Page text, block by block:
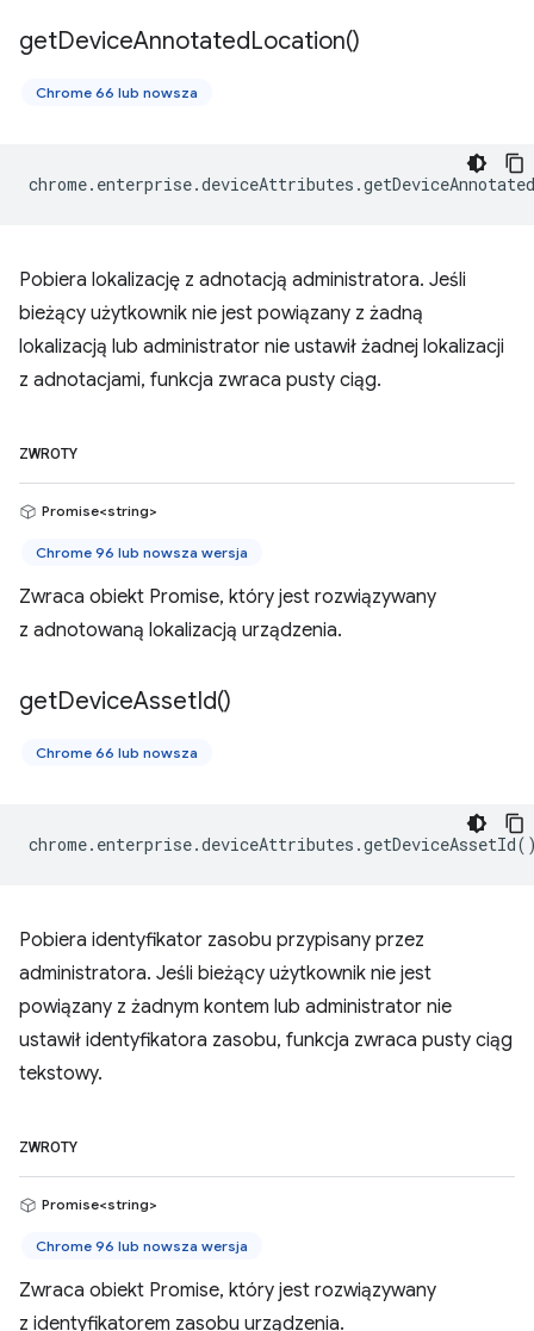
getDeviceAnnotatedLocation()
Chrome 66 lub nowsza
chrome. enterprise.deviceAttributes .
Pobiera lokalizację z adnotacją administratora. Jeśli
bieżący użytkownik nie jest powiązany z żadną
lokalizacją lub administrator nie ustawił żadnej lokalizacji
z adnotacjami, funkcja zwraca pusty ciąg.
ZWROTY
Promise<string>
Chrome 96 lub nowsza wersja
Zwraca obiekt Promise, który jest rozwiązywany
z adnotowaną lokalizacją urządzenia.
getDeviceAssetId()
Chrome 66 lub nowsza
chrome. enterprise.deviceAttributes .getDeviceAssetId
Pobiera identyfikator zasobu przypisany przez
administratora. Jeśli bieżący użytkownik nie jest
powiązany z żadnym kontem lub administrator nie
ustawił identyfikatora zasobu, funkcja zwraca pusty ciąg
tekstowy.
ZWROTY
Promise<string>
Chrome 96 lub nowsza wersja
Zwraca obiekt Promise, który jest rozwiązywany
z identyfikatorem zasobu urządzenia.